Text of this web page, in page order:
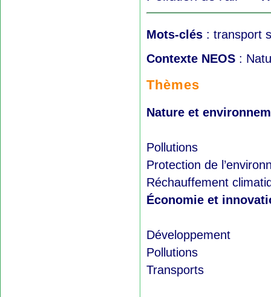
Mots-clés : transport
Contexte NEOS :
Thèmes
Nature et
Pollutions
Protection de
Réchauffement
Économie et
Développement
Pollutions
Transports